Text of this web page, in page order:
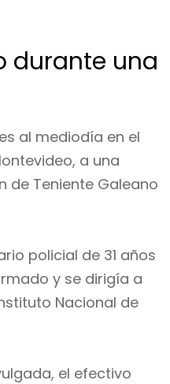
durante una
al mediodía en el
a una
de Teniente Galeano
policial de 31 años
y se dirigía a
Nacional de
el efectivo